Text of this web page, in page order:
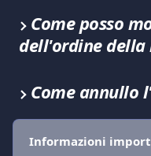
Come posso
dell'ordine della
Come annullo
Informazioni